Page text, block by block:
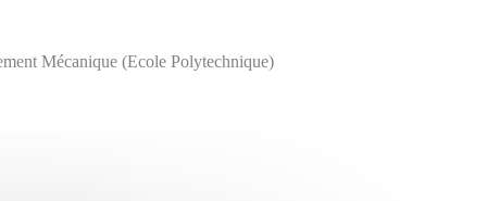
Mécanique (Ecole Polytechnique)